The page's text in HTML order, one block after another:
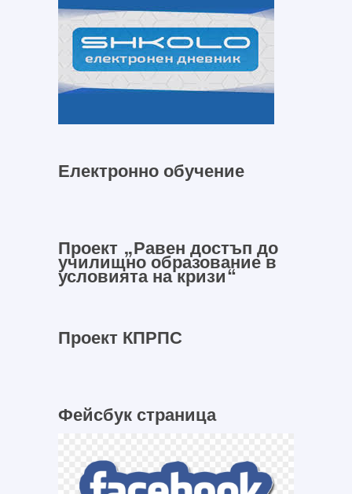
Електронно обучение
Проект „Равен достъп до
училищно образование в
условията на кризи“
Проект КПРПС
Фейсбук страница